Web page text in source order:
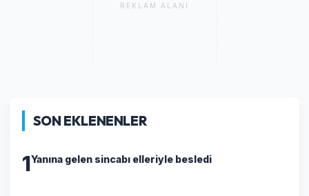
REKLAM ALANI
SON EKLENENLER
1Yanına gelen sincabı elleriyle besledi